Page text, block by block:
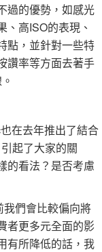
過的優勢，如感光
高ISO的表現、
點，並針對一些特
讚率等方面去著手
在去年推出了結合
起了大家的關
的看法？是否考慮
們會比較偏向將
者更多元全面的影
有所降低的話，我